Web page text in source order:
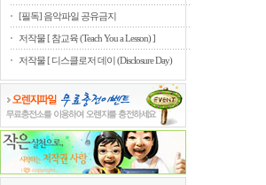
[필독] 음악파일 공유금지
저작물 [ 참교육 (Teach You a Lesson) ]
저작물 [ 디스클로저 데이 (Disclosure Day)